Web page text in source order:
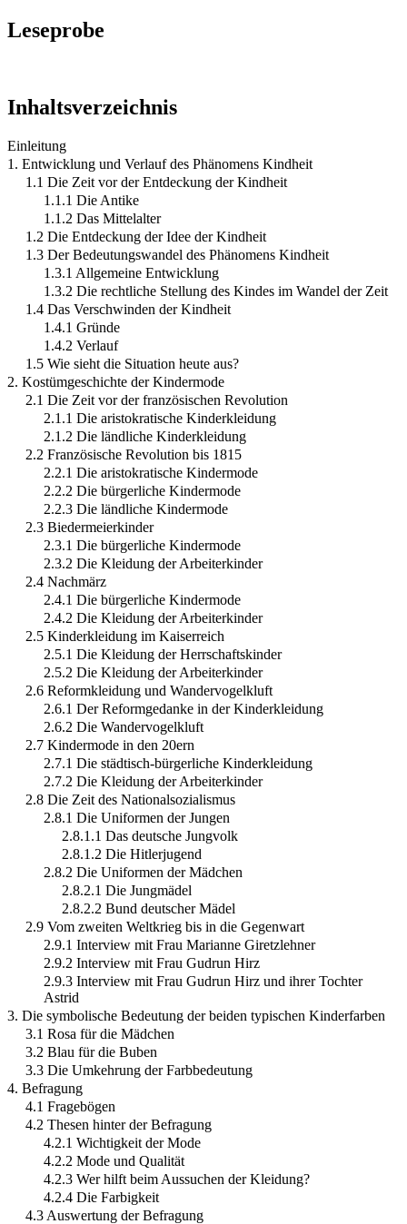
Leseprobe
Inhaltsverzeichnis
Einleitung
1. Entwicklung und Verlauf des Phänomens Kindheit
1.1 Die Zeit vor der Entdeckung der Kindheit
1.1.1 Die Antike
1.1.2 Das Mittelalter
1.2 Die Entdeckung der Idee der Kindheit
1.3 Der Bedeutungswandel des Phänomens Kindheit
1.3.1 Allgemeine Entwicklung
1.3.2 Die rechtliche Stellung des Kindes im Wandel der Zeit
1.4 Das Verschwinden der Kindheit
1.4.1 Gründe
1.4.2 Verlauf
1.5 Wie sieht die Situation heute aus?
2. Kostümgeschichte der Kindermode
2.1 Die Zeit vor der französischen Revolution
2.1.1 Die aristokratische Kinderkleidung
2.1.2 Die ländliche Kinderkleidung
2.2 Französische Revolution bis 1815
2.2.1 Die aristokratische Kindermode
2.2.2 Die bürgerliche Kindermode
2.2.3 Die ländliche Kindermode
2.3 Biedermeierkinder
2.3.1 Die bürgerliche Kindermode
2.3.2 Die Kleidung der Arbeiterkinder
2.4 Nachmärz
2.4.1 Die bürgerliche Kindermode
2.4.2 Die Kleidung der Arbeiterkinder
2.5 Kinderkleidung im Kaiserreich
2.5.1 Die Kleidung der Herrschaftskinder
2.5.2 Die Kleidung der Arbeiterkinder
2.6 Reformkleidung und Wandervogelkluft
2.6.1 Der Reformgedanke in der Kinderkleidung
2.6.2 Die Wandervogelkluft
2.7 Kindermode in den 20ern
2.7.1 Die städtisch-bürgerliche Kinderkleidung
2.7.2 Die Kleidung der Arbeiterkinder
2.8 Die Zeit des Nationalsozialismus
2.8.1 Die Uniformen der Jungen
2.8.1.1 Das deutsche Jungvolk
2.8.1.2 Die Hitlerjugend
2.8.2 Die Uniformen der Mädchen
2.8.2.1 Die Jungmädel
2.8.2.2 Bund deutscher Mädel
2.9 Vom zweiten Weltkrieg bis in die Gegenwart
2.9.1 Interview mit Frau Marianne Giretzlehner
2.9.2 Interview mit Frau Gudrun Hirz
2.9.3 Interview mit Frau Gudrun Hirz und ihrer Tochter
Astrid
3. Die symbolische Bedeutung der beiden typischen Kinderfarben
3.1 Rosa für die Mädchen
3.2 Blau für die Buben
3.3 Die Umkehrung der Farbbedeutung
4. Befragung
4.1 Fragebögen
4.2 Thesen hinter der Befragung
4.2.1 Wichtigkeit der Mode
4.2.2 Mode und Qualität
4.2.3 Wer hilft beim Aussuchen der Kleidung?
4.2.4 Die Farbigkeit
4.3 Auswertung der Befragung